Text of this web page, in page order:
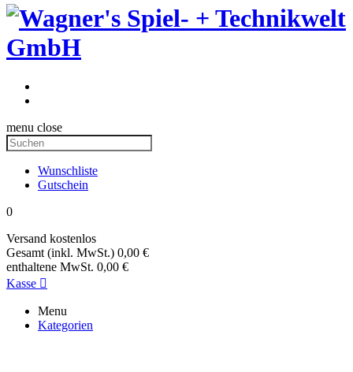
menu close
Wunschliste
Gutschein
0
Versand kostenlos
Gesamt (inkl. MwSt.) 0,00 €
enthaltene MwSt. 0,00 €
Kasse 
Menu
Kategorien